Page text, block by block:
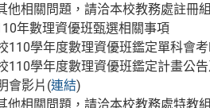
他相關問題，請洽本校教務處註冊
年數理資優班甄選相關事項
110學年度數理資優班鑑定單科會
110學年度數理資優班鑑定計畫公
會影片(連結)
他相關問題，請洽本校教務處特教